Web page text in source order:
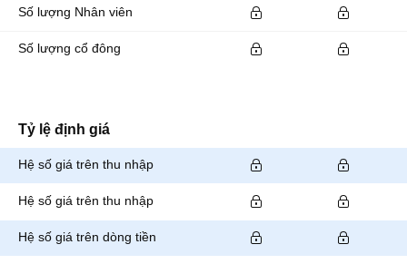
Số lượng Nhân viên
Số lượng cổ đông
Tỷ lệ định giá
Hệ số giá trên thu nhập
Hệ số giá trên thu nhập
Hệ số giá trên dòng tiền